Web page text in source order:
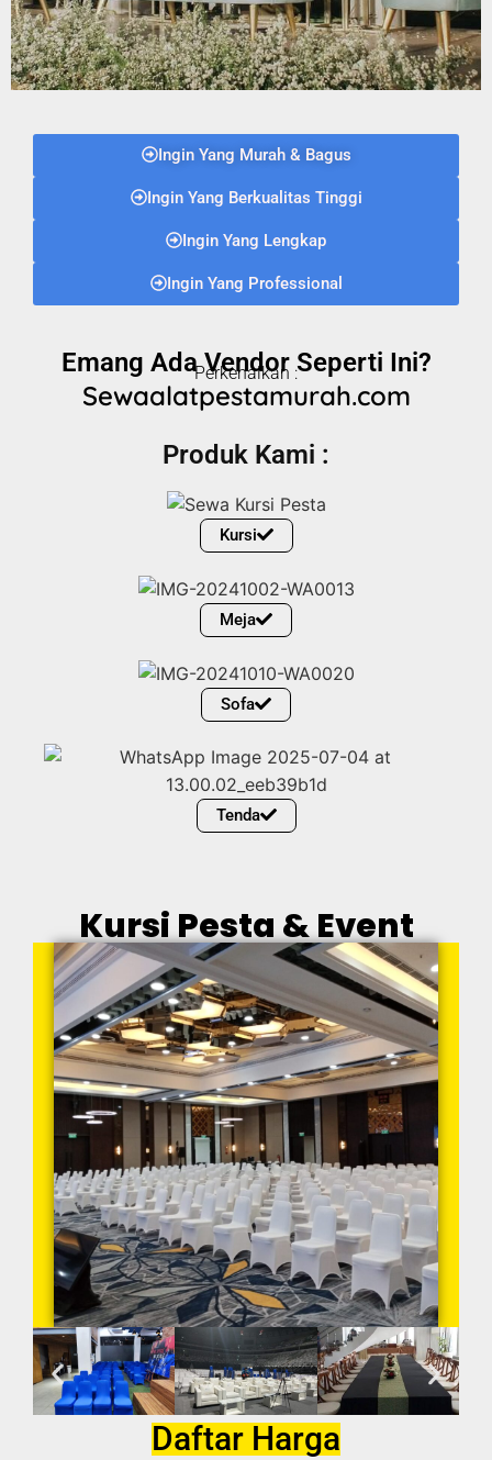
Ingin Yang Murah & Bagus
Ingin Yang Berkualitas Tinggi
Ingin Yang Lengkap
Ingin Yang Professional
Emang Ada Vendor Seperti Ini?
Perkenalkan :
Sewaalatpestamurah.com
Produk Kami :
Kursi
Meja
Sofa
Tenda
Kursi Pesta & Event
Daftar Harga